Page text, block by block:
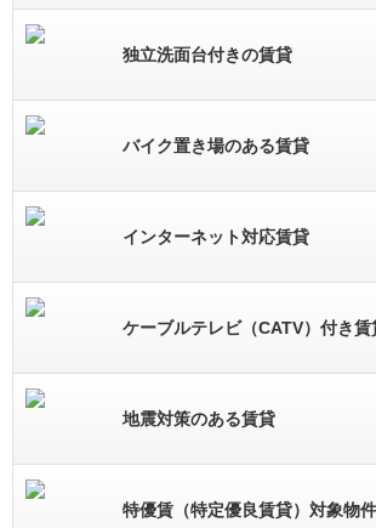
独立洗面台付きの賃貸
バイク置き場のある賃貸
インターネット対応賃貸
ケーブルテレビ（CATV）付き賃
地震対策のある賃貸
特優賃（特定優良賃貸）対象物件